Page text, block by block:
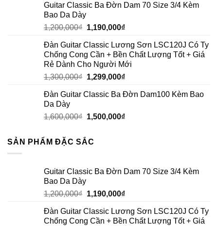
Guitar Classic Ba Đờn Dam 70 Size 3/4 Kèm
Bao Da Dày
1,200,000₫ 1,190,000₫
Đàn Guitar Classic Lương Sơn LSC120J Có Ty
Chống Cong Cần + Bền Chất Lượng Tốt + Giá
Rẻ Dành Cho Người Mới
1,300,000₫ 1,299,000₫
Đàn Guitar Classic Ba Đờn Dam100 Kèm Bao
Da Dày
1,600,000₫ 1,500,000₫
SẢN PHẨM ĐẶC SẮC
Guitar Classic Ba Đờn Dam 70 Size 3/4 Kèm
Bao Da Dày
1,200,000₫ 1,190,000₫
Đàn Guitar Classic Lương Sơn LSC120J Có Ty
Chống Cong Cần + Bền Chất Lượng Tốt + Giá